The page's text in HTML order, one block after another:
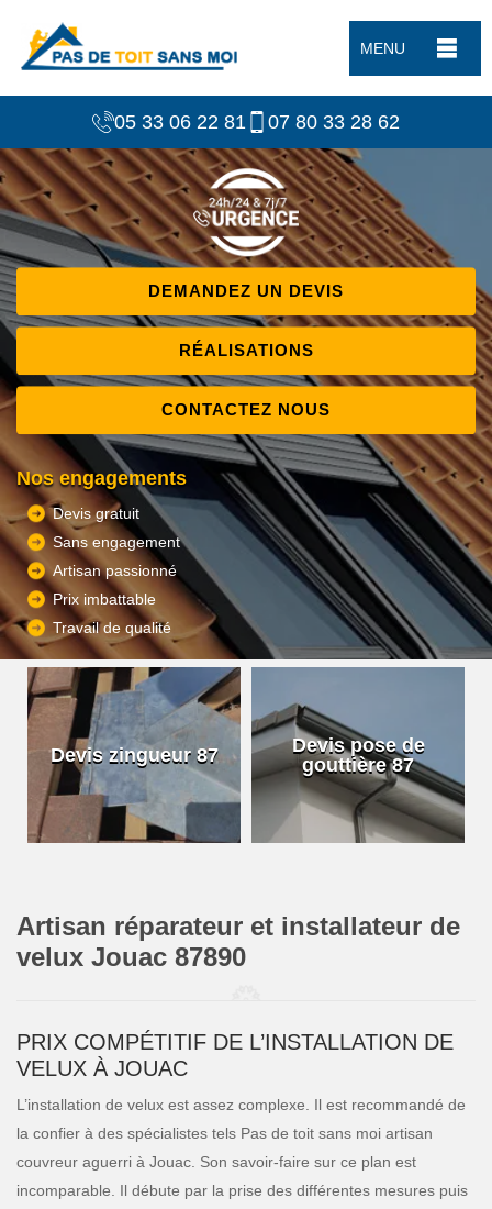
MENU
05 33 06 22 81 07 80 33 28 62
DEMANDEZ UN DEVIS
RÉALISATIONS
CONTACTEZ NOUS
Nos engagements
Devis gratuit
Sans engagement
Artisan passionné
Prix imbattable
Travail de qualité
Devis zingueur 87
Devis pose de
gouttière 87
Artisan réparateur et installateur de
velux Jouac 87890
PRIX COMPÉTITIF DE L’INSTALLATION DE
VELUX À JOUAC
L’installation de velux est assez complexe. Il est recommandé de
la confier à des spécialistes tels Pas de toit sans moi artisan
couvreur aguerri à Jouac. Son savoir-faire sur ce plan est
incomparable. Il débute par la prise des différentes mesures puis